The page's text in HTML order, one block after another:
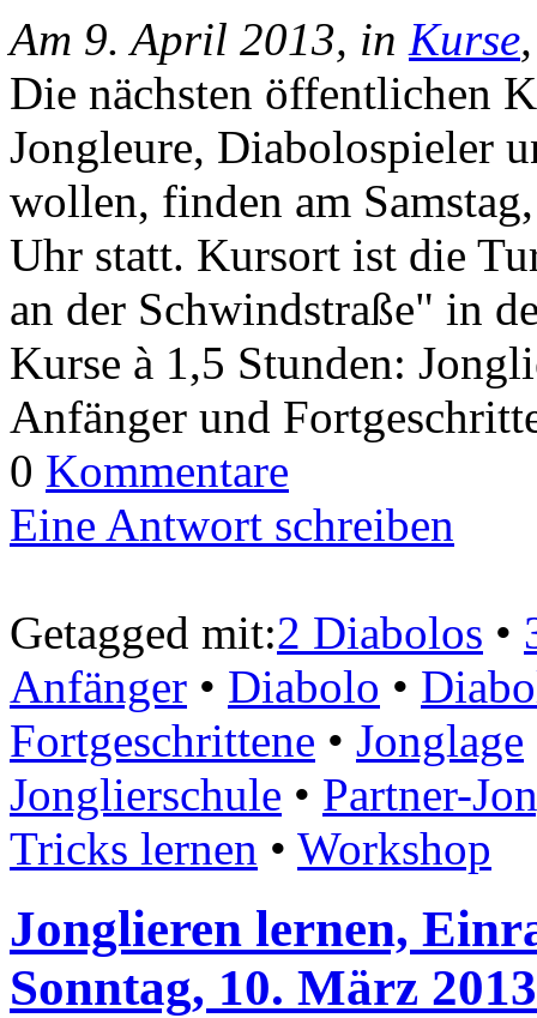
Am 9. April 2013, in Kurse
Die nächsten öffentlichen
Jongleure, Diabolospieler
wollen, finden am
Uhr statt. Kursort ist die
an der Schwindstraße" in
Kurse à 1,5 Stunden:
Anfänger und
0 Kommentare
Eine Antwort schreiben
Getagged mit:2 Diabolos •
Anfänger • Diabolo •
Fortgeschrittene • Jonglage
Jonglierschule • Partner-
Tricks lernen • Workshop
Jonglieren lernen,
Sonntag, 10. März 2013